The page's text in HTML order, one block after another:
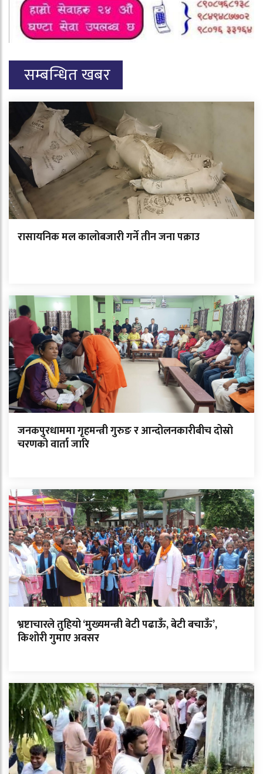
सम्बन्धित खबर
रासायनिक मल कालोबजारी गर्ने तीन जना पक्राउ
जनकपुरधाममा गृहमन्त्री गुरुङ र आन्दोलनकारीबीच दोस्रो
चरणको वार्ता जारि
भ्रष्टाचारले तुहियो ‘मुख्यमन्त्री बेटी पढाऊँ, बेटी बचाऊँ’,
किशोरी गुमाए अवसर